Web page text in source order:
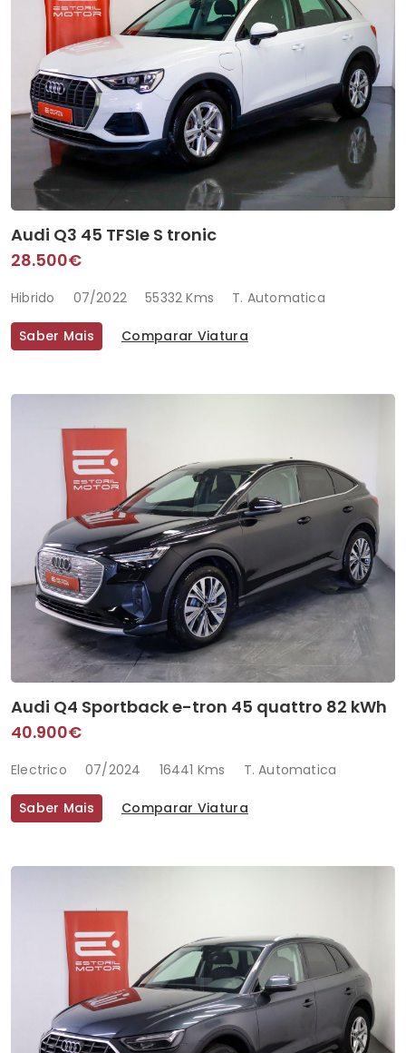
Audi Q3 45 TFSIe S tronic
28.500€
Hibrido 07/2022 55332 Kms T. Automatica
Saber Mais Comparar Viatura
Audi Q4 Sportback e-tron 45 quattro 82 kWh
40.900€
Electrico 07/2024 16441 Kms T. Automatica
Saber Mais Comparar Viatura